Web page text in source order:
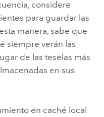
considere
para guardar las
manera, sabe que
siempre verán las
de las teselas más
en sus
en caché local